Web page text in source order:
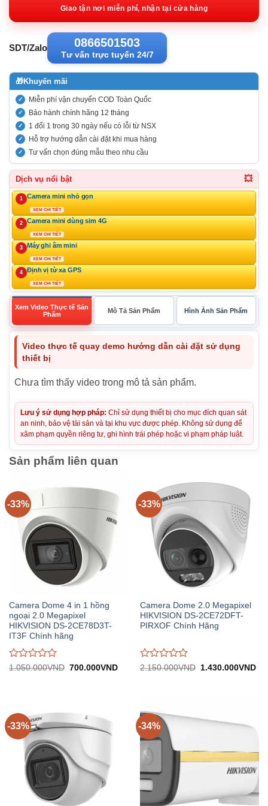
Giao tận nơi miễn phí, nhận tại cửa hàng
SDT/Zalo 0866501503
Tư vấn trực tuyến 24/7
🎁Khuyến mãi
Miễn phí vận chuyển COD Toàn Quốc
Bảo hành chính hãng 12 tháng
1 đổi 1 trong 30 ngày nếu có lỗi từ NSX
Hỗ trợ hướng dẫn cài đặt khi mua hàng
Tư vấn chọn đúng mẫu theo nhu cầu
Dịch vụ nổi bật 💥
1 Camera mini nhỏ gọn
XEM CHI TIẾT
2 Camera mini dùng sim 4G
XEM CHI TIẾT
3 Máy ghi âm mini
XEM CHI TIẾT
4 Định vị từ xa GPS
XEM CHI TIẾT
Xem Video Thực tế Sản
Phẩm
Mô Tả Sản Phẩm Hình Ảnh Sản Phẩm
Video thực tế quay demo hướng dẫn cài đặt sử dụng
thiết bị
Chưa tìm thấy video trong mô tả sản phẩm.
Lưu ý sử dụng hợp pháp: Chỉ sử dụng thiết bị cho mục đích quan sát
an ninh, bảo vệ tài sản và tại khu vực được phép. Không sử dụng để
xâm phạm quyền riêng tư, ghi hình trái phép hoặc vi phạm pháp luật.
Sản phẩm liên quan
-33%
Camera Dome 4 in 1 hồng
ngoại 2.0 Megapixel
HIKVISION DS-2CE78D3T-
IT3F Chính hãng
Được
5
1.050.000VND Giá
700.000VNDGiá
-33%
Camera Dome 2.0 Megapixel
HIKVISION DS-2CE72DFT-
PIRXOF Chính Hãng
Được
5
2.150.000VND
Giá
1.430.000VNDGiá
-33% -34%